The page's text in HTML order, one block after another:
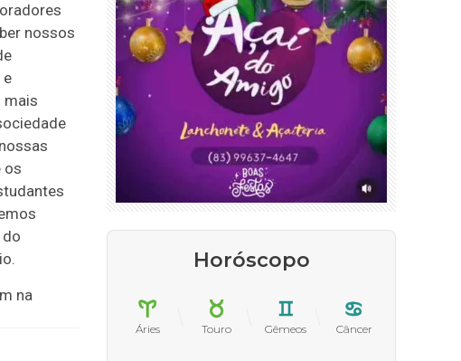
nossos
e
mais
os
na
Horóscopo
Áries Touro Gêmeos Câncer